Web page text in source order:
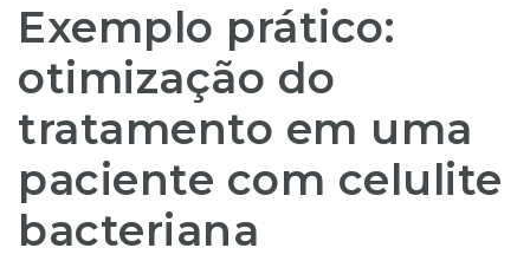
Exemplo prático:
otimização do
tratamento em uma
paciente com celulite
bacteriana